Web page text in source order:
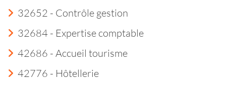
32652 - Contrôle gestion
32684 - Expertise comptable
42686 - Accueil tourisme
42776 - Hôtellerie